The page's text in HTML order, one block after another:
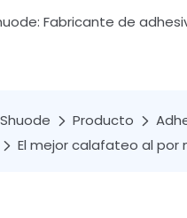
Fabricante de
Shuode Producto
El mejor calafateo al por